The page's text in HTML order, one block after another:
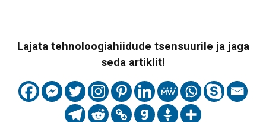
Lajata tehnoloogiahiidude tsensuurile ja jaga
seda artiklit!